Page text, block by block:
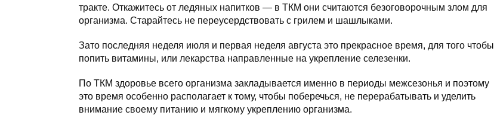
тракте. Откажитесь от ледяных напитков — в ТКМ они считаются безоговорочным злом для
организма. Старайтесь не переусердствовать с грилем и шашлыками.
Зато последняя неделя июля и первая неделя августа это прекрасное время, для того чтобы
попить витамины, или лекарства направленные на укрепление селезенки.
По ТКМ здоровье всего организма закладывается именно в периоды межсезонья и поэтому
это время особенно располагает к тому, чтобы поберечься, не перерабатывать и уделить
внимание своему питанию и мягкому укреплению организма.